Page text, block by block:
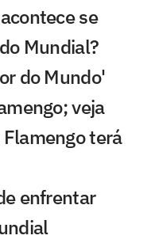
se
Mundial?
do Mundo'
veja
terá
enfrentar